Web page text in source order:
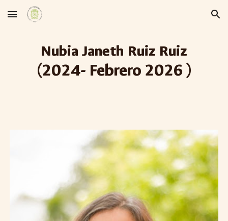
Skip to main content Skip to navigation
Nubia Janeth Ruiz Ruiz
(2024- Febrero 2026 )